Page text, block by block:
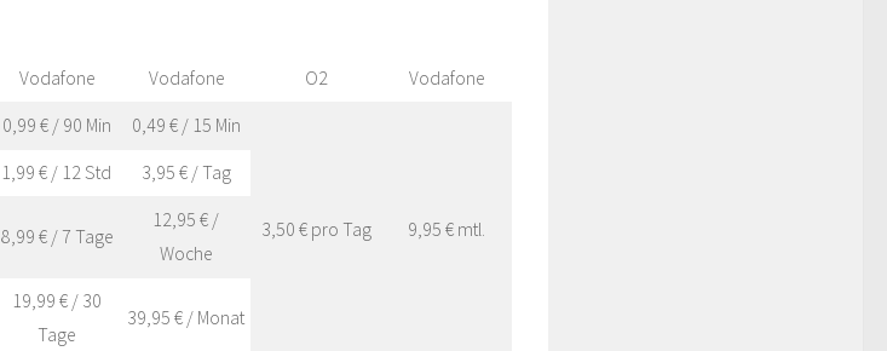
Vodafone Vodafone O2 Vodafone
0,99 € / 90 Min 0,49 € / 15 Min
3,50 € pro Tag 9,95 € mtl.
1,99 € / 12 Std 3,95 € / Tag
8,99 € / 7 Tage
12,95 € /
Woche
19,99 € / 30
Tage
39,95 € / Monat